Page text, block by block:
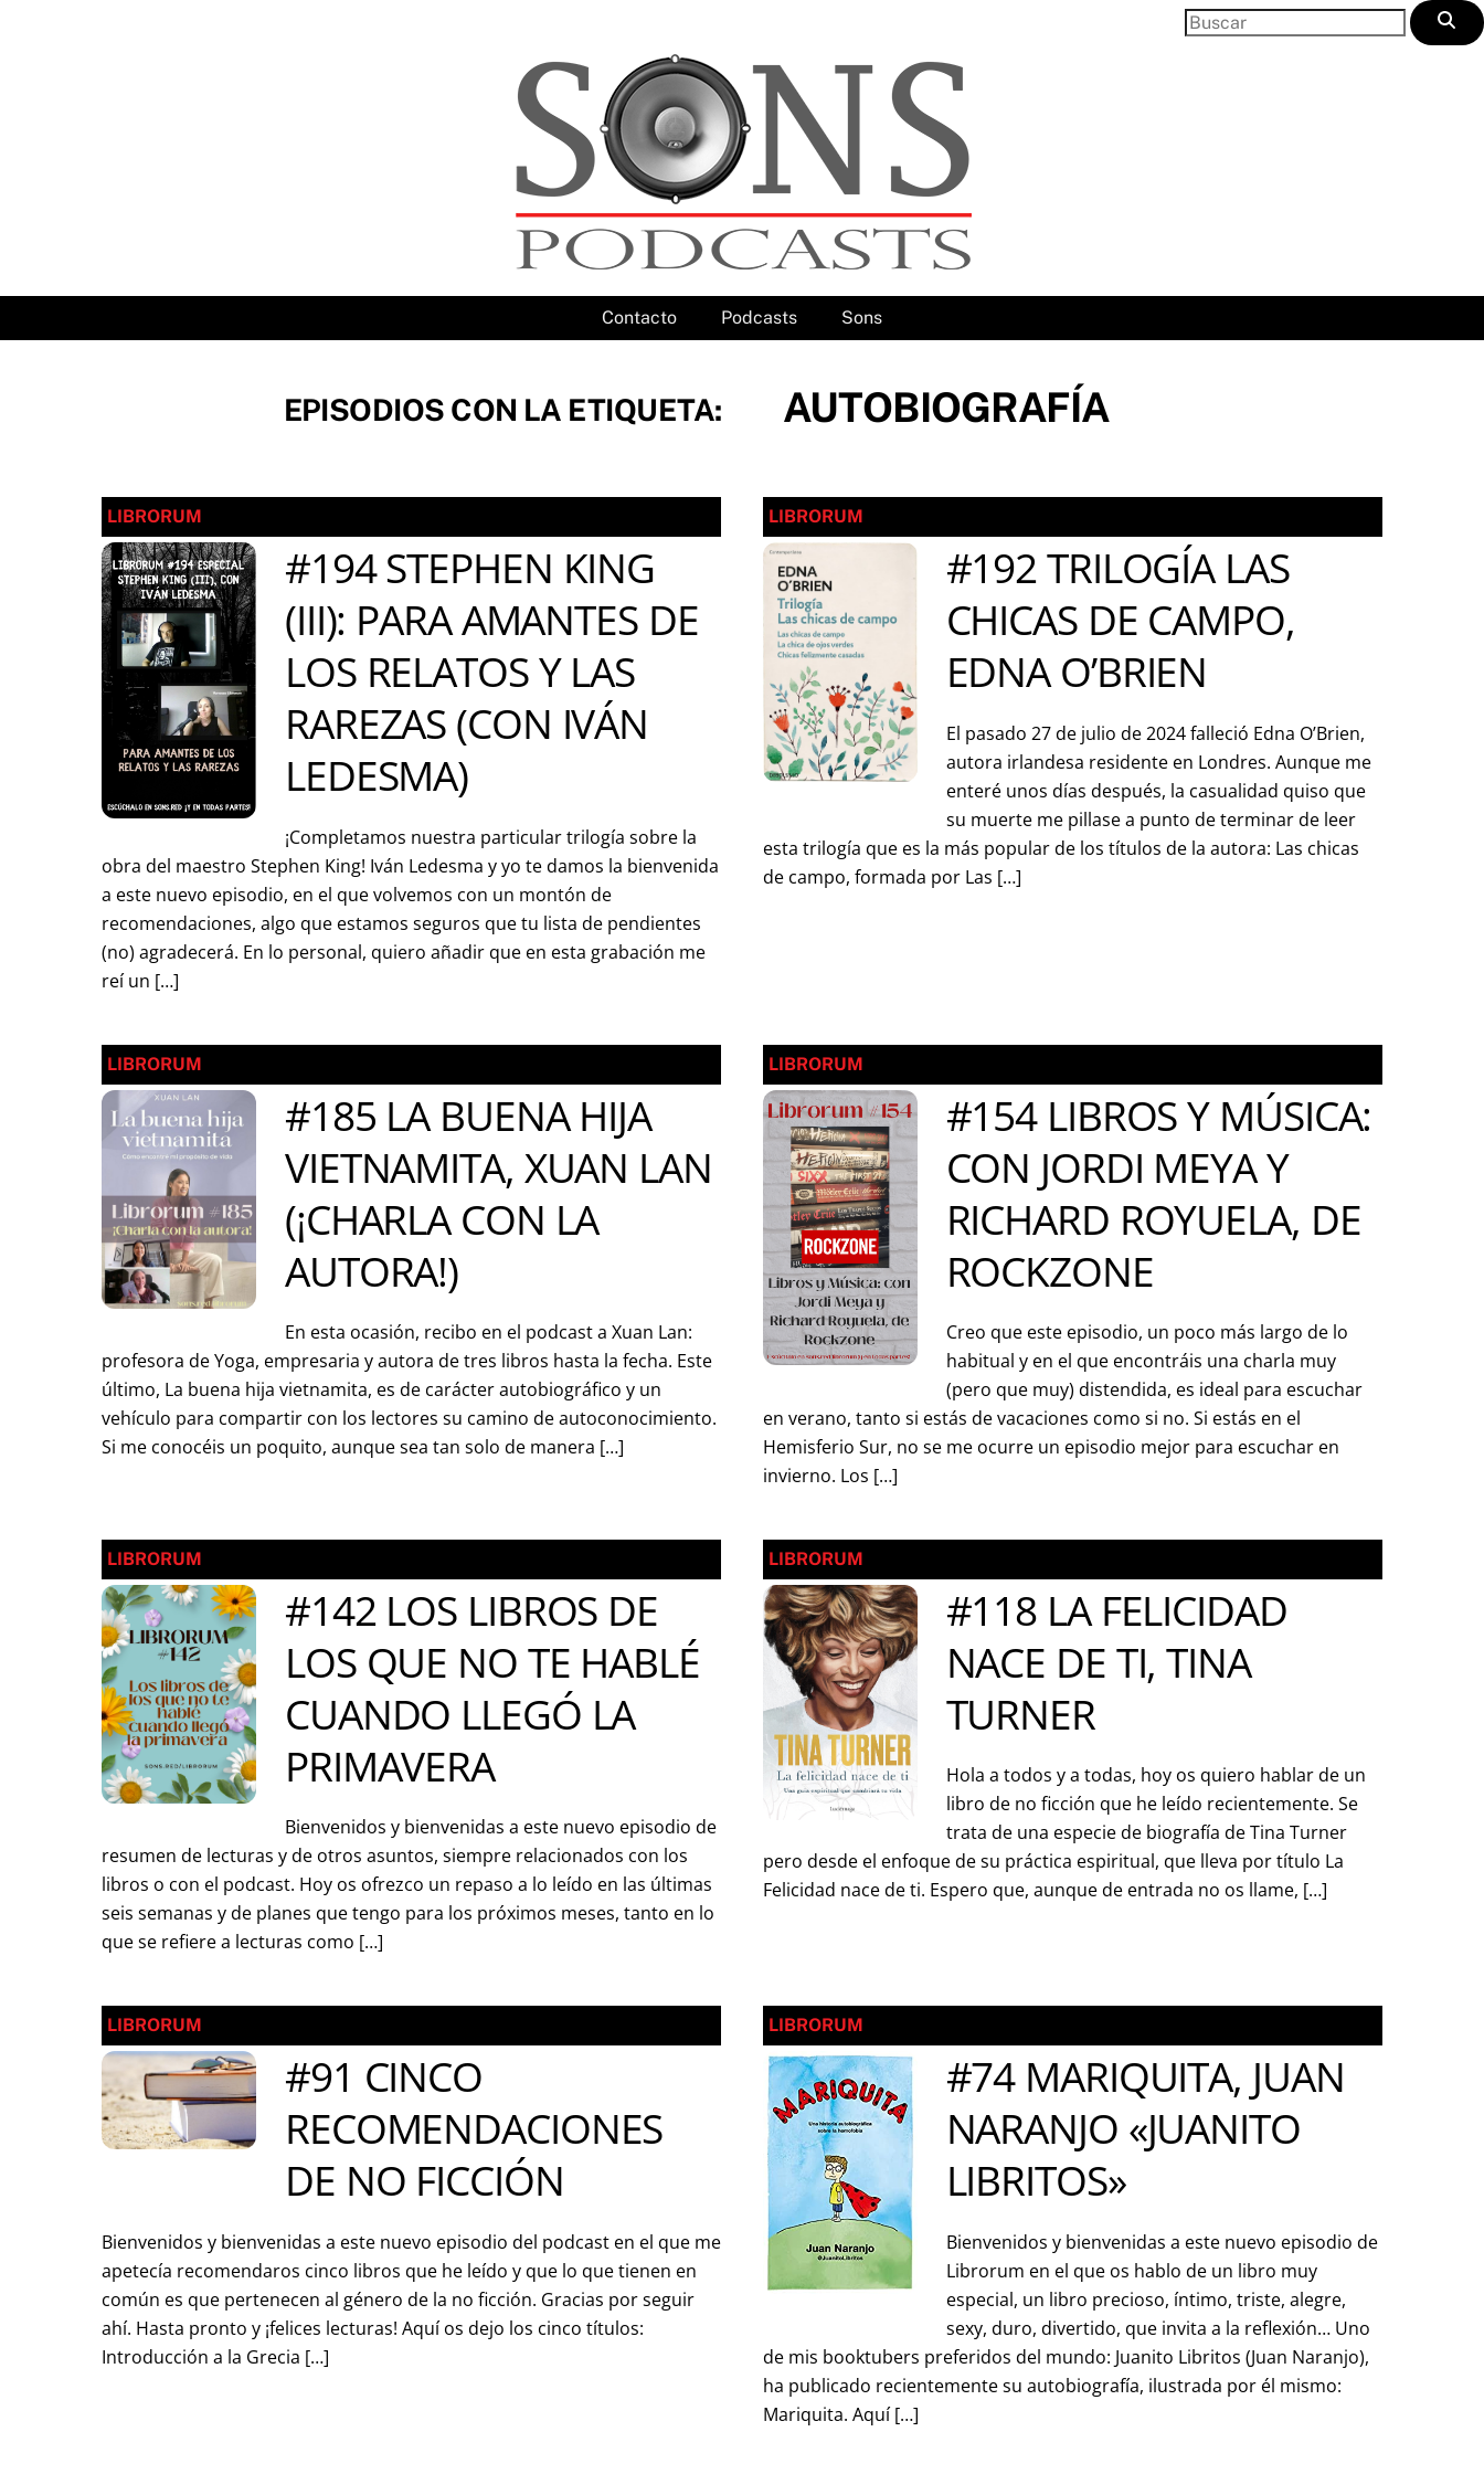
Contacto Podcasts Sons
EPISODIOS CON LA ETIQUETA: AUTOBIOGRAFÍA
LIBRORUM
#194 STEPHEN KING
(III): PARA AMANTES DE
LOS RELATOS Y LAS
RAREZAS (CON IVÁN
LEDESMA)
¡Completamos nuestra particular trilogía sobre la
obra del maestro Stephen King! Iván Ledesma y yo te damos la bienvenida
a este nuevo episodio, en el que volvemos con un montón de
recomendaciones, algo que estamos seguros que tu lista de pendientes
(no) agradecerá. En lo personal, quiero añadir que en esta grabación me
reí un […]
LIBRORUM
#192 TRILOGÍA LAS
CHICAS DE CAMPO,
EDNA O’BRIEN
El pasado 27 de julio de 2024 falleció Edna O’Brien,
autora irlandesa residente en Londres. Aunque me
enteré unos días después, la casualidad quiso que
su muerte me pillase a punto de terminar de leer
esta trilogía que es la más popular de los títulos de la autora: Las chicas
de campo, formada por Las […]
LIBRORUM
#185 LA BUENA HIJA
VIETNAMITA, XUAN LAN
(¡CHARLA CON LA
AUTORA!)
En esta ocasión, recibo en el podcast a Xuan Lan:
profesora de Yoga, empresaria y autora de tres libros hasta la fecha. Este
último, La buena hija vietnamita, es de carácter autobiográfico y un
vehículo para compartir con los lectores su camino de autoconocimiento.
Si me conocéis un poquito, aunque sea tan solo de manera […]
LIBRORUM
#154 LIBROS Y MÚSICA:
CON JORDI MEYA Y
RICHARD ROYUELA, DE
ROCKZONE
Creo que este episodio, un poco más largo de lo
habitual y en el que encontráis una charla muy
(pero que muy) distendida, es ideal para escuchar
en verano, tanto si estás de vacaciones como si no. Si estás en el
Hemisferio Sur, no se me ocurre un episodio mejor para escuchar en
invierno. Los […]
LIBRORUM
#142 LOS LIBROS DE
LOS QUE NO TE HABLÉ
CUANDO LLEGÓ LA
PRIMAVERA
Bienvenidos y bienvenidas a este nuevo episodio de
resumen de lecturas y de otros asuntos, siempre relacionados con los
libros o con el podcast. Hoy os ofrezco un repaso a lo leído en las últimas
seis semanas y de planes que tengo para los próximos meses, tanto en lo
que se refiere a lecturas como […]
LIBRORUM
#118 LA FELICIDAD
NACE DE TI, TINA
TURNER
Hola a todos y a todas, hoy os quiero hablar de un
libro de no ficción que he leído recientemente. Se
trata de una especie de biografía de Tina Turner
pero desde el enfoque de su práctica espiritual, que lleva por título La
Felicidad nace de ti. Espero que, aunque de entrada no os llame, […]
LIBRORUM
#91 CINCO
RECOMENDACIONES
DE NO FICCIÓN
Bienvenidos y bienvenidas a este nuevo episodio del podcast en el que me
apetecía recomendaros cinco libros que he leído y que lo que tienen en
común es que pertenecen al género de la no ficción. Gracias por seguir
ahí. Hasta pronto y ¡felices lecturas! Aquí os dejo los cinco títulos:
Introducción a la Grecia […]
LIBRORUM
#74 MARIQUITA, JUAN
NARANJO «JUANITO
LIBRITOS»
Bienvenidos y bienvenidas a este nuevo episodio de
Librorum en el que os hablo de un libro muy
especial, un libro precioso, íntimo, triste, alegre,
sexy, duro, divertido, que invita a la reflexión… Uno
de mis booktubers preferidos del mundo: Juanito Libritos (Juan Naranjo),
ha publicado recientemente su autobiografía, ilustrada por él mismo:
Mariquita. Aquí […]